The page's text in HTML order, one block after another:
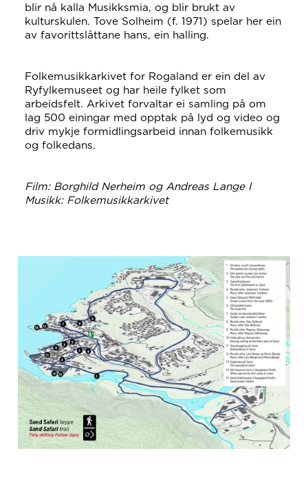
blir nå kalla Musikksmia, og blir brukt av
kulturskulen. Tove Solheim (f. 1971) spelar her ein
av favorittslåttane hans, ein halling.
Folkemusikkarkivet for Rogaland er ein del av
Ryfylkemuseet og har heile fylket som
arbeidsfelt. Arkivet forvaltar ei samling på om
lag 500 einingar med opptak på lyd og video og
driv mykje formidlingsarbeid innan folkemusikk
og folkedans.
Film: Borghild Nerheim og Andreas Lange I
Musikk: Folkemusikkarkivet